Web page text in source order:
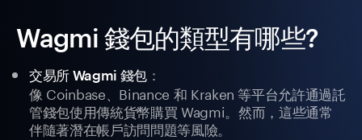
Wagmi 錢包的類型有哪些?
交易所 Wagmi 錢包：
像 Coinbase、Binance 和 Kraken 等平台允許通過託
管錢包使用傳統貨幣購買 Wagmi。然而，這些通常
伴隨著潛在帳戶訪問問題等風險。